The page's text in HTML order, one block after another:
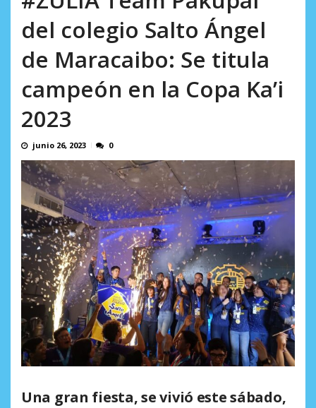
del colegio Salto Ángel
de Maracaibo: Se titula
campeón en la Copa Ka’i
2023
junio 26, 2023 0
Una gran fiesta, se vivió este sábado,